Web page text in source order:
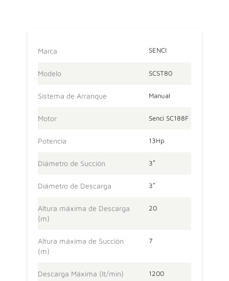
Marca SENCI
Modelo SCST80
Sistema de Arranque Manual
Motor Senci SC188F
Potencia 13Hp
Diámetro de Succión 3″
Diámetro de Descarga 3″
Altura máxima de Descarga
(m)
20
Altura máxima de Succión
(m)
7
Descarga Máxima (lt/min) 1200